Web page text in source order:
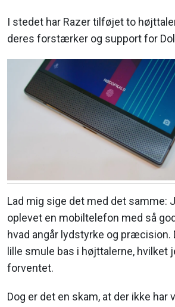
I stedet har Razer tilføjet to
deres forstærker og support for
Lad mig sige det med det samme:
oplevet en mobiltelefon med så
hvad angår lydstyrke og præcision.
lille smule bas i højttalerne, hvilket
forventet.
Dog er det en skam, at der ikke